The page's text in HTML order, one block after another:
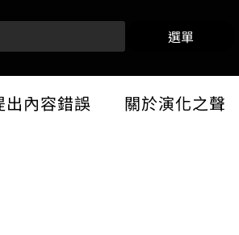
選單
出內容錯誤 關於演化之聲